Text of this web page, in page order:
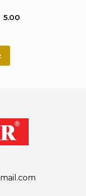
5.00